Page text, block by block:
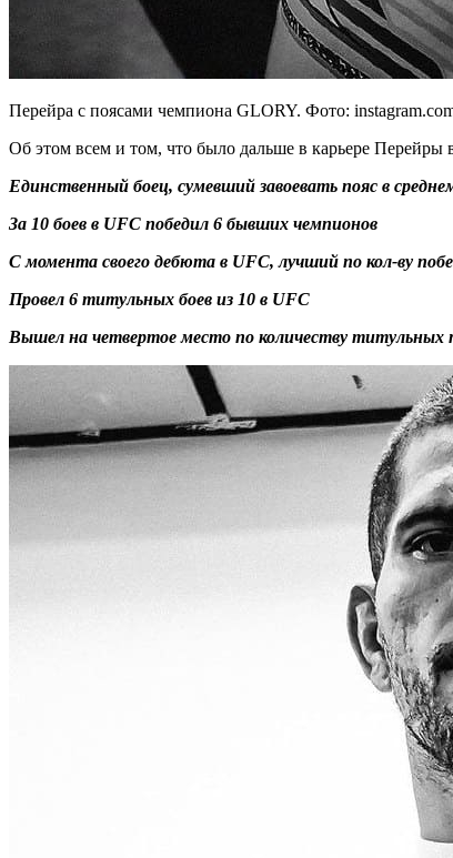
Перейра с поясами чемпиона GLORY. Фото:
Об этом всем и том, что было дальше в карьере Перейры
Единственный боец, сумевший завоевать пояс в
За 10 боев в UFC победил 6 бывших чемпионов
С момента своего дебюта в UFC, лучший по кол-ву
Провел 6 титульных боев из 10 в UFC
Вышел на четвертое место по количеству титульных